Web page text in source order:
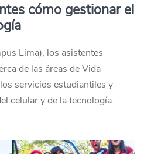
cómo gestionar el
Lima), los asistentes
de las áreas de Vida
servicios estudiantiles y
celular y de la tecnología.